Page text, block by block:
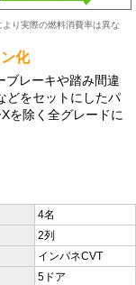
り実際の燃料消費率は異な
化
ブレーキや踏み間違
どをセットにしたパ
を除く全グレードに
4名
2列
インパネCVT
5ドア